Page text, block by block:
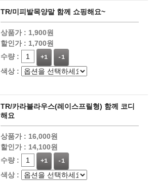
TR/미피발목양말 함께 쇼핑해요~
상품가 : 1,900원
할인가 : 1,700원
수량 :
+1 -1
색상 :
TR/카라블라우스(레이스프릴형) 함께 코디
해요
상품가 : 16,000원
할인가 : 14,100원
수량 :
+1 -1
색상 :